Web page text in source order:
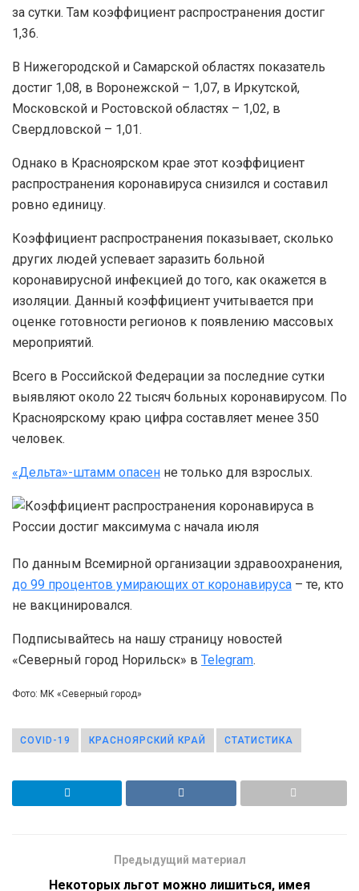
за сутки. Там коэффициент распространения достиг
1,36.
В Нижегородской и Самарской областях показатель
достиг 1,08, в Воронежской – 1,07, в Иркутской,
Московской и Ростовской областях – 1,02, в
Свердловской – 1,01.
Однако в Красноярском крае этот коэффициент
распространения коронавируса снизился и составил
ровно единицу.
Коэффициент распространения показывает, сколько
других людей успевает заразить больной
коронавирусной инфекцией до того, как окажется в
изоляции. Данный коэффициент учитывается при
оценке готовности регионов к появлению массовых
мероприятий.
Всего в Российской Федерации за последние сутки
выявляют около 22 тысяч больных коронавирусом. По
Красноярскому краю цифра составляет менее 350
человек.
«Дельта»-штамм опасен не только для взрослых.
По данным Всемирной организации здравоохранения,
до 99 процентов умирающих от коронавируса – те, кто
не вакцинировался.
Подписывайтесь на нашу страницу новостей
«Северный город Норильск» в Telegram.
Фото: МК «Северный город»
COVID-19 КРАСНОЯРСКИЙ КРАЙ СТАТИСТИКА
Предыдущий материал
Некоторых льгот можно лишиться, имея